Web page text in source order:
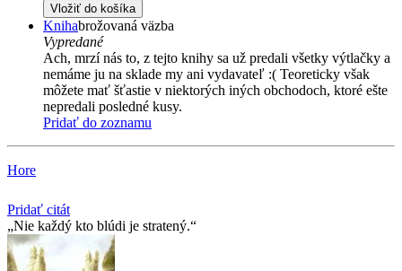
Vložiť do košíka
Knihabrožovaná väzba
Vypredané
Ach, mrzí nás to, z tejto knihy sa už predali všetky výtlačky a
nemáme ju na sklade my ani vydavateľ :( Teoreticky však
môžete mať šťastie v niektorých iných obchodoch, ktoré ešte
nepredali posledné kusy.
Pridať do zoznamu
Hore
Pridať citát
Nie každý kto blúdi je stratený.